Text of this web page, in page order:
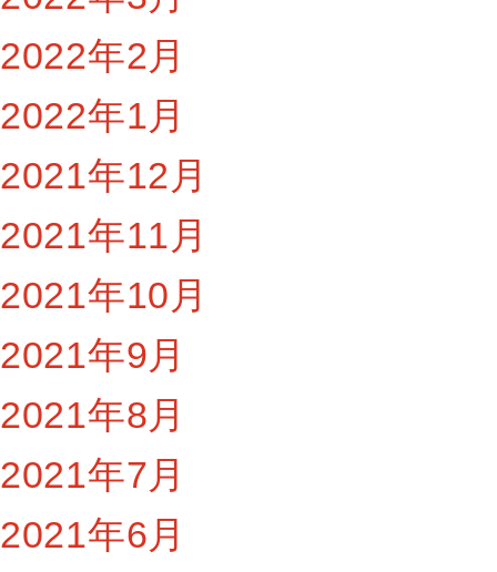
2022年2月
2022年1月
2021年12月
2021年11月
2021年10月
2021年9月
2021年8月
2021年7月
2021年6月